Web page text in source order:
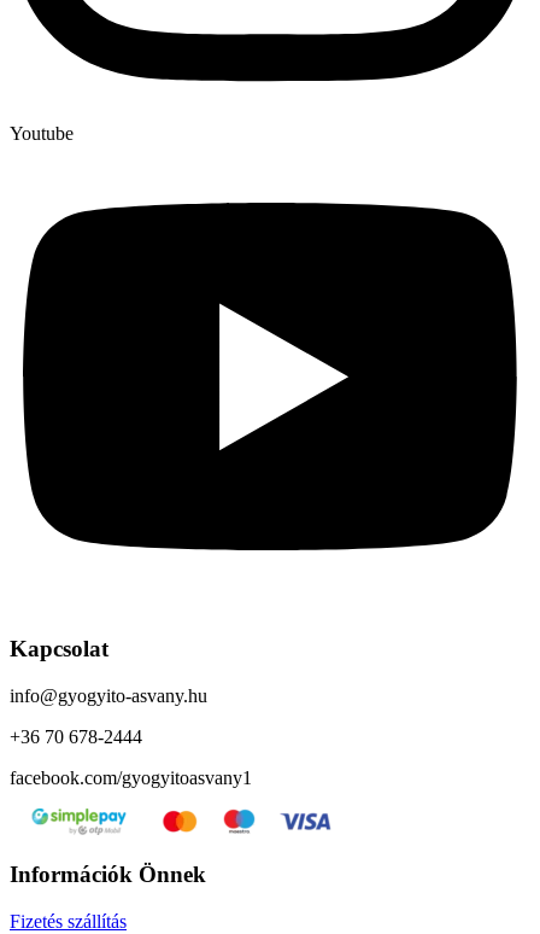
Youtube
Kapcsolat
info@gyogyito-asvany.hu
+36 70 678-2444
facebook.com/gyogyitoasvany1
Információk Önnek
Fizetés szállítás